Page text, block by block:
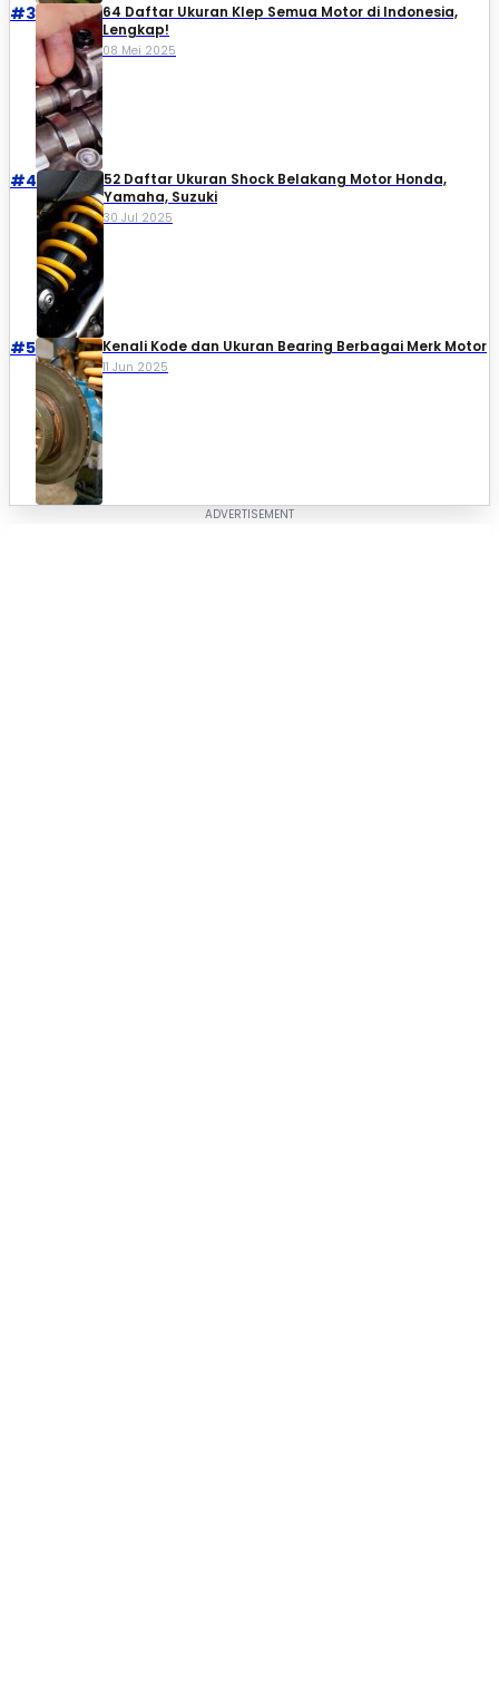
#3
64 Daftar Ukuran Klep Semua Motor di Indonesia,
Lengkap!
08 Mei 2025
#4
52 Daftar Ukuran Shock Belakang Motor Honda,
Yamaha, Suzuki​
30 Jul 2025
#5 Kenali Kode dan Ukuran Bearing Berbagai Merk Motor
11 Jun 2025